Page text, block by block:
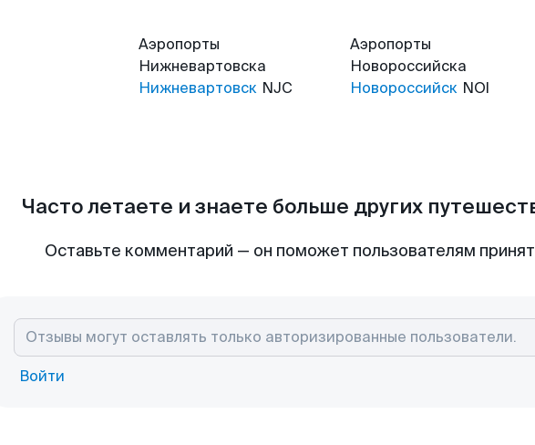
Аэропорты
Нижневартовска
Нижневартовск NJC
Аэропорты
Новороссийска
Новороссийск NOI
Часто летаете и знаете больше других
Оставьте комментарий — он поможет пользователям
Войти